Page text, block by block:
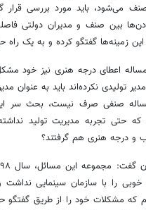
می‌شود، باید مورد بررسی قرار
بین صنف و مدیران دولتی
این زمینه‌ها گفتگو کرده و به یک
اعطای درجه هنری نیز خود
تولیدی نکرده‌اند باید به عنوان
صنفی صرف نیست، بحث سر
که حتی تجربه مدیریت تولید
و درجه هنری هم گرفتند؟
که مشکلات خود را از طریق گفتگو